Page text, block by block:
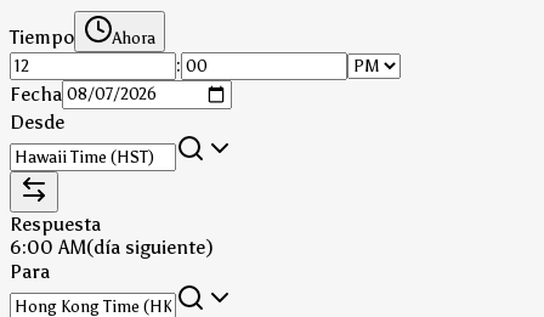
Tiempo Ahora
:
Fecha
Desde
Respuesta
6:00 AM(día siguiente)
Para